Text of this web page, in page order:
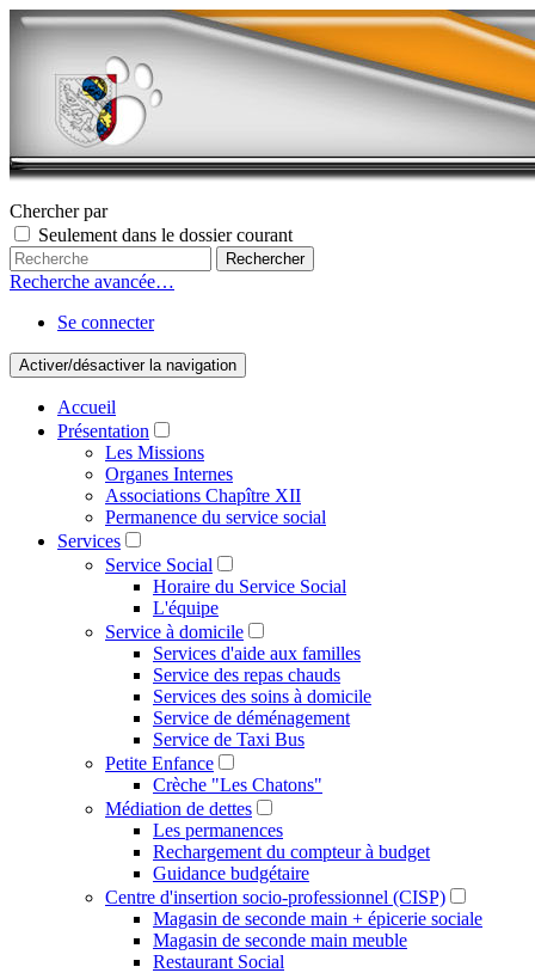
Chercher par
Seulement dans le dossier courant
Recherche avancée…
Se connecter
Activer/désactiver la navigation
Accueil
Présentation
Les Missions
Organes Internes
Associations Chapître XII
Permanence du service social
Services
Service Social
Horaire du Service Social
L'équipe
Service à domicile
Services d'aide aux familles
Service des repas chauds
Services des soins à domicile
Service de déménagement
Service de Taxi Bus
Petite Enfance
Crèche "Les Chatons"
Médiation de dettes
Les permanences
Rechargement du compteur à budget
Guidance budgétaire
Centre d'insertion socio-professionnel (CISP)
Magasin de seconde main + épicerie sociale
Magasin de seconde main meuble
Restaurant Social